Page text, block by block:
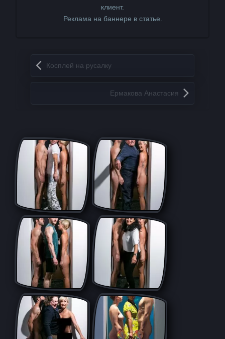
клиент.
Реклама на баннере в статье.
Запись навигация
Косплей на русалку
Ермакова Анастасия